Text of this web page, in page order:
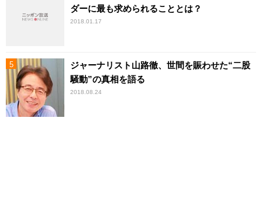
ダーに最も求められることとは？
2018.01.17
ジャーナリスト山路徹、世間を賑わせた“二股
騒動”の真相を語る
2018.08.24